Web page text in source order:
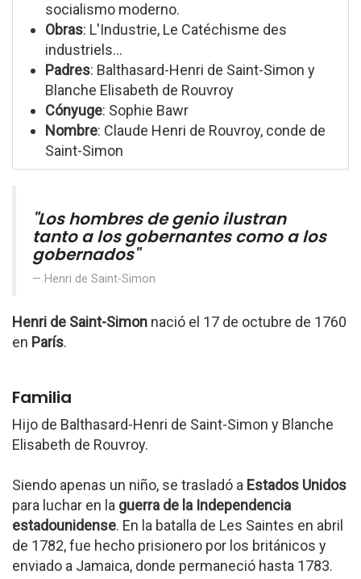
socialismo moderno.
Obras: L'Industrie, Le Catéchisme des
industriels...
Padres: Balthasard-Henri de Saint-Simon y
Blanche Elisabeth de Rouvroy
Cónyuge: Sophie Bawr
Nombre: Claude Henri de Rouvroy, conde de
Saint-Simon
"Los hombres de genio ilustran
tanto a los gobernantes como a los
gobernados"
Henri de Saint-Simon
Henri de Saint-Simon nació el 17 de octubre de 1760
en París.
Familia
Hijo de Balthasard-Henri de Saint-Simon y Blanche
Elisabeth de Rouvroy.
Siendo apenas un niño, se trasladó a Estados Unidos
para luchar en la guerra de la Independencia
estadounidense. En la batalla de Les Saintes en abril
de 1782, fue hecho prisionero por los británicos y
enviado a Jamaica, donde permaneció hasta 1783.